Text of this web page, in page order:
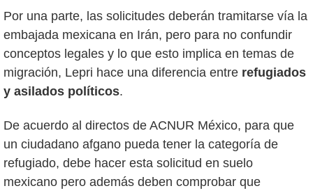
Por una parte, las solicitudes deberán tramitarse vía la
embajada mexicana en Irán, pero para no confundir
conceptos legales y lo que esto implica en temas de
migración, Lepri hace una diferencia entre refugiados
y asilados políticos.
De acuerdo al directos de ACNUR México, para que
un ciudadano afgano pueda tener la categoría de
refugiado, debe hacer esta solicitud en suelo
mexicano pero además deben comprobar que